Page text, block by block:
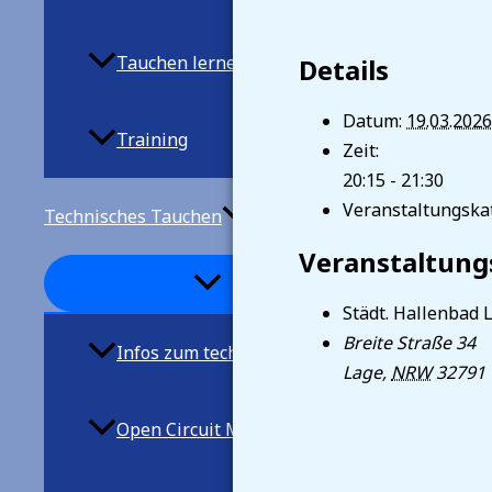
Tauchen lernen
Training
Technisches Tauchen
Infos zum techn. Tauchen
Open Circuit Mischgastauchen
Details
Datum: 19.03.2026
Zeit:
20:15 - 21:30
Städt. Hallenbad
Breite Straße 34
Lage, NRW 32791